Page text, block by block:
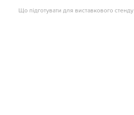
Що підготувати для виставкового стенду